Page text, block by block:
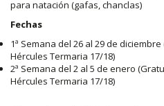
para natación (gafas, chanclas)
Fechas
1ª Semana del 26 al 29 de
Hércules Termaria 17/18)
2ª Semana del 2 al 5 de enero
Hércules Termaria 17/18)